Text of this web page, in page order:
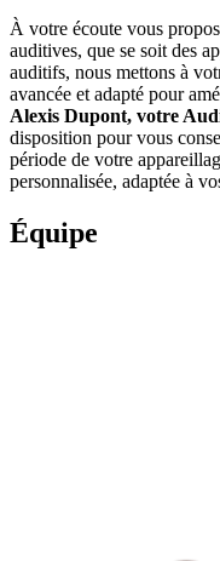
À votre écoute vous
auditives, que se soit des
auditifs, nous mettons à
avancée et adapté pour
Alexis Dupont, votre
disposition pour vous
période de votre
personnalisée, adaptée à
Équipe